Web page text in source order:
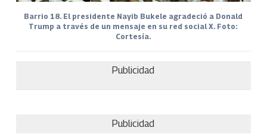
Barrio 18. El presidente Nayib Bukele agradeció a Donald
Trump a través de un mensaje en su red social X. Foto:
Cortesía.
Publicidad
Publicidad